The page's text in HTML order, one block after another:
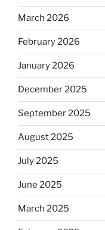
March 2026
February 2026
January 2026
December 2025
September 2025
August 2025
July 2025
June 2025
March 2025